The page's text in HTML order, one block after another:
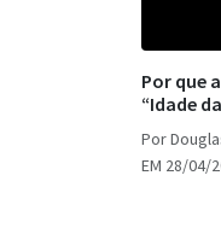
Por que
“Idade
Por
EM 28/04/